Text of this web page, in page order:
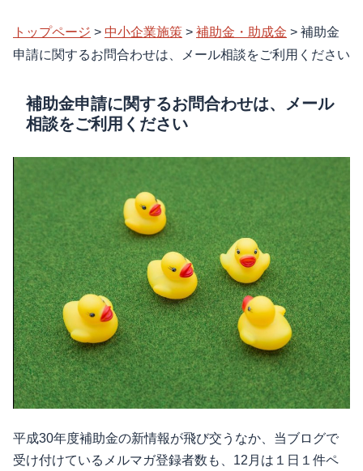
トップページ > 中小企業施策 > 補助金・助成金 > 補助金
申請に関するお問合わせは、メール相談をご利用ください
補助金申請に関するお問合わせは、メール
相談をご利用ください
平成30年度補助金の新情報が飛び交うなか、当ブログで
受け付けているメルマガ登録者数も、12月は１日１件ペ